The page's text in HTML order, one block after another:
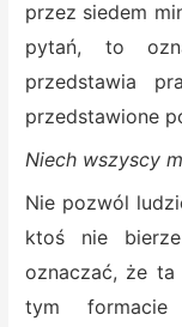
przez siedem
pytań, to
przedstawia
przedstawione
Niech wszyscy
Nie pozwól
ktoś nie
oznaczać, że
tym